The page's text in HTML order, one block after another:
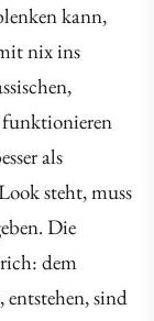
kann,
nix ins
als
steht, muss
Die
dem
entstehen, sind